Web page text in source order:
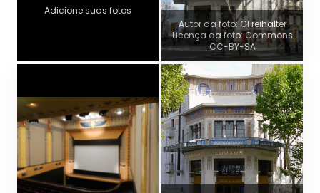
Adicione suas fotos
Autor da foto: GFreihalter
Licença da foto: Commons
CC-BY-SA